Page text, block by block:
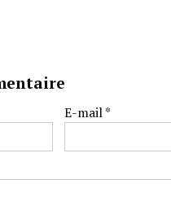
E-mail*